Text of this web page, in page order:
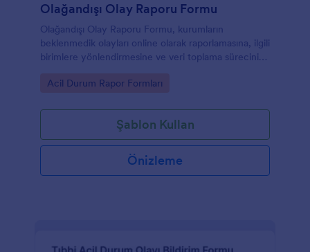
Olağandışı Olay Raporu Formu
Olağandışı Olay Raporu Formu, kurumların
beklenmedik olayları online olarak raporlamasına, ilgili
birimlere yönlendirmesine ve veri toplama sürecini
olur.
Go to Category:
Acil Durum Rapor Formları
Şablon Kullan
Önizleme